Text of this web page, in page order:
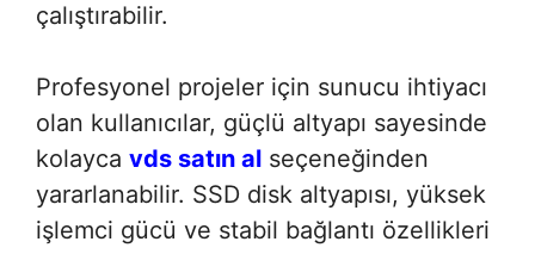
çalıştırabilir.
Profesyonel projeler için sunucu ihtiyacı
olan kullanıcılar, güçlü altyapı sayesinde
kolayca vds satın al seçeneğinden
yararlanabilir. SSD disk altyapısı, yüksek
işlemci gücü ve stabil bağlantı özellikleri